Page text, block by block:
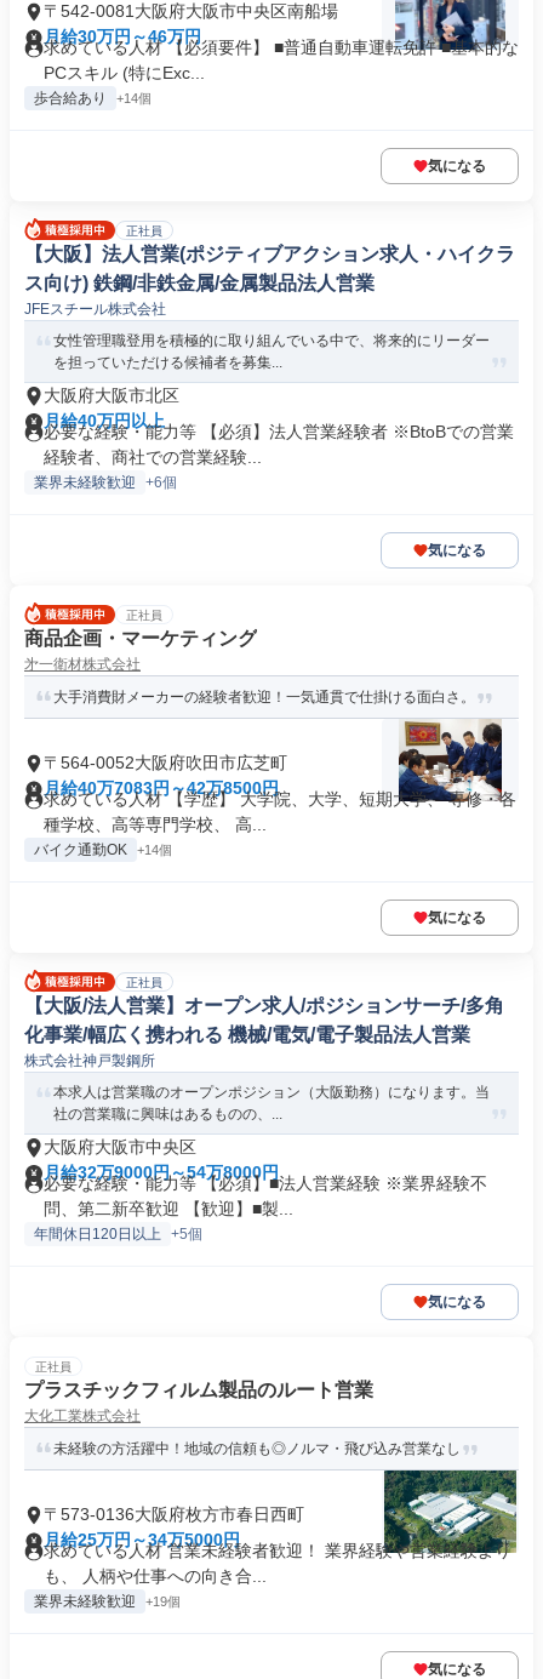
〒542-0081大阪府大阪市中央区南船場
月給30万円～46万円
求めている人材 【必須要件】 ■普通自動車運転免許 ■基本的な
PCスキル (特にExc...
歩合給あり +14個
気になる
正社員
【大阪】法人営業(ポジティブアクション求人・ハイクラ
ス向け) 鉄鋼/非鉄金属/金属製品法人営業
JFEスチール株式会社
女性管理職登用を積極的に取り組んでいる中で、将来的にリーダー
を担っていただける候補者を募集...
大阪府大阪市北区
月給40万円以上
必要な経験・能力等 【必須】法人営業経験者 ※BtoBでの営業
経験者、商社での営業経験...
業界未経験歓迎 +6個
気になる
正社員
商品企画・マーケティング
㐧一衛材株式会社
大手消費財メーカーの経験者歓迎！一気通貫で仕掛ける面白さ。
〒564-0052大阪府吹田市広芝町
月給40万7083円～42万8500円
求めている人材 【学歴】 大学院、大学、短期大学、 専修・各
種学校、高等専門学校、 高...
バイク通勤OK +14個
気になる
正社員
【大阪/法人営業】オープン求人/ポジションサーチ/多角
化事業/幅広く携われる 機械/電気/電子製品法人営業
株式会社神戸製鋼所
本求人は営業職のオープンポジション（大阪勤務）になります。当
社の営業職に興味はあるものの、...
大阪府大阪市中央区
月給32万9000円～54万8000円
必要な経験・能力等 【必須】■法人営業経験 ※業界経験不
問、第二新卒歓迎 【歓迎】■製...
年間休日120日以上 +5個
気になる
正社員
プラスチックフィルム製品のルート営業
大化工業株式会社
未経験の方活躍中！地域の信頼も◎ノルマ・飛び込み営業なし
〒573-0136大阪府枚方市春日西町
月給25万円～34万5000円
求めている人材 営業未経験者歓迎！ 業界経験や営業経験より
も、 人柄や仕事への向き合...
業界未経験歓迎 +19個
気になる